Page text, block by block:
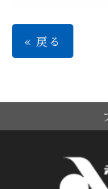
«戻る